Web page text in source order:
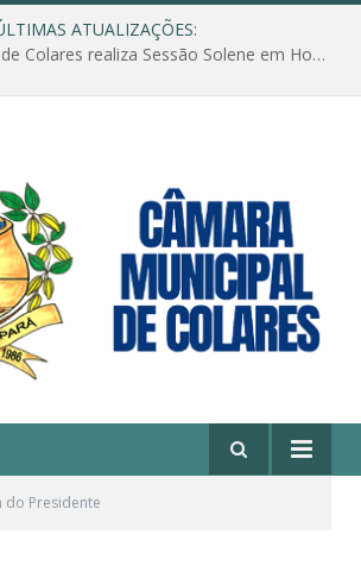
ATUALIZAÇÕES:
Câmara Municipal de Colares realiza Sessão Solene em Homenagem ao Dia das Mães
do Presidente